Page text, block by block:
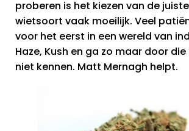
proberen is het kiezen van de
wietsoort vaak moeilijk. Veel
voor het eerst in een wereld van
Haze, Kush en ga zo maar door
niet kennen. Matt Mernagh helpt.